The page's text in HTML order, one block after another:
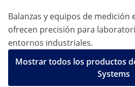
Balanzas y equipos de medición
ofrecen precisión para
entornos industriales.
Mostrar todos los productos
Systems